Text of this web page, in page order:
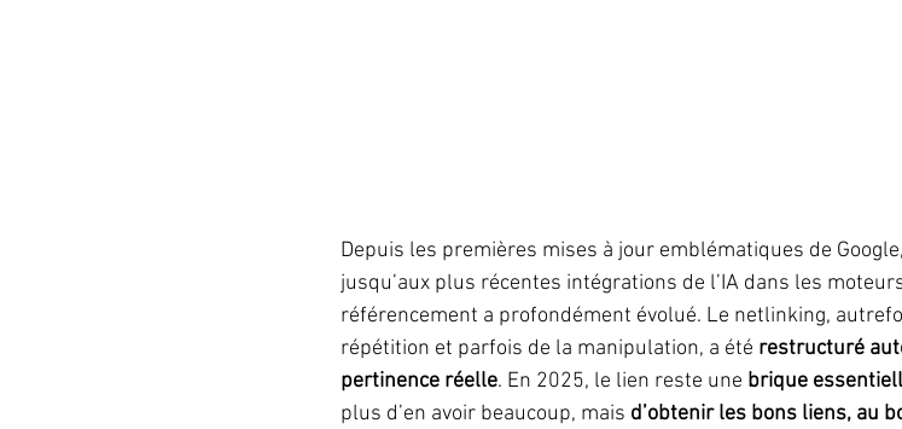
Depuis les premières mises à jour emblématiques de Google,
jusqu’aux plus récentes intégrations de l’IA dans les
référencement a profondément évolué. Le netlinking,
répétition et parfois de la manipulation, a été restructuré
pertinence réelle. En 2025, le lien reste une brique
plus d’en avoir beaucoup, mais d’obtenir les bons liens, au